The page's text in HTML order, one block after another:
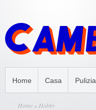
Home Casa Pulizia
Home » Hobby